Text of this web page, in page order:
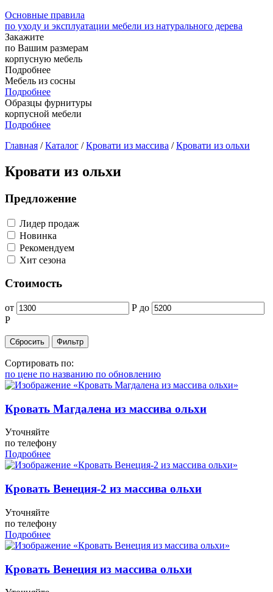
Основные правила
по уходу и эксплуатации мебели из натурального дерева
Закажите
по Вашим размерам
корпусную мебель
Подробнее
Мебель из сосны
Подробнее
Образцы фурнитуры
корпусной мебели
Подробнее
Главная /Каталог /Кровати из массива /Кровати из ольхи
Кровати из ольхи
Предложение
Лидер продаж
Новинка
Рекомендуем
Хит сезона
Стоимость
от Р до
Р
Сортировать по:
по цене по названию по обновлению
Кровать Магдалена из массива ольхи
Уточняйте
по телефону
Подробнее
Кровать Венеция-2 из массива ольхи
Уточняйте
по телефону
Подробнее
Кровать Венеция из массива ольхи